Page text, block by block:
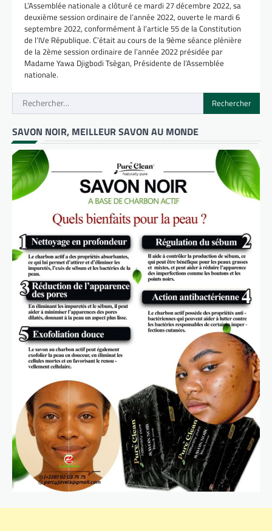
L’Assemblée nationale a clôturé ce mardi 27 décembre 2022, sa
deuxième session ordinaire de l’année 2022, ouverte le mardi 6
septembre 2022, conformément à l’article 55 de la Constitution
de l’IVe République. C’était au cours de la 9ème séance plénière
de la 2ème session ordinaire de l’année 2022 présidée par
Madame Yawa Djigbodi Tsègan, Présidente de l’Assemblée
nationale.
Rechercher :
SAVON NOIR, MEILLEUR SAVON AU MONDE